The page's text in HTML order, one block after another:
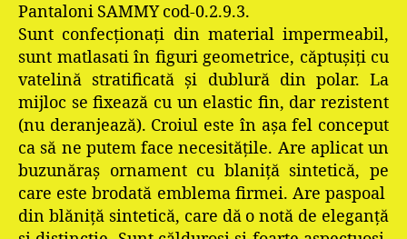
Pantaloni SAMMY cod-0.2.9.3.
Sunt confecţionaţi din material impermeabil,
sunt matlasati în figuri geometrice, căptuşiţi cu
vatelină stratificată şi dublură din polar. La
mijloc se fixează cu un elastic fin, dar rezistent
(nu deranjează). Croiul este în aşa fel conceput
ca să ne putem face necesităţile. Are aplicat un
buzunăraş ornament cu blaniţă sintetică, pe
care este brodată emblema firmei. Are paspoal
din blăniţă sintetică, care dă o notă de eleganţă